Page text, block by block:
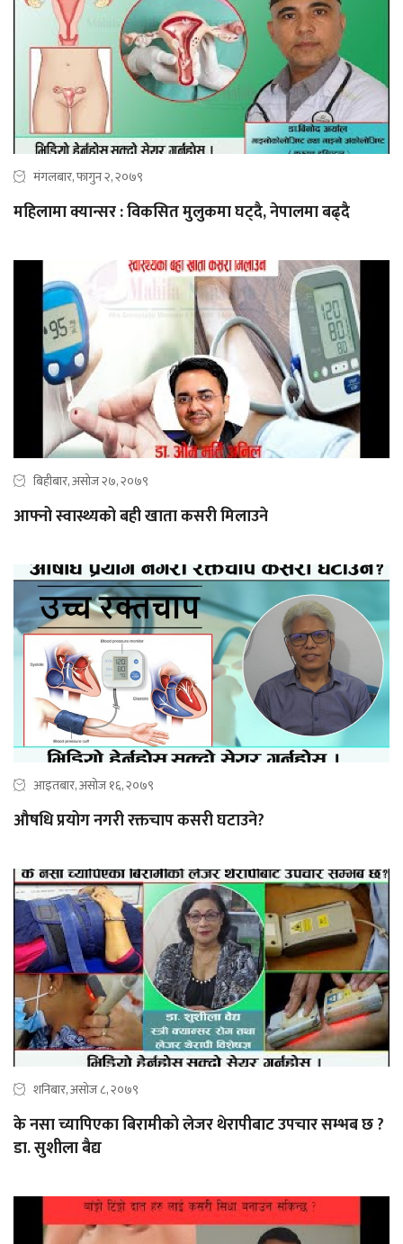
मंगलबार, फागुन २, २०७९
महिलामा क्यान्सर : विकसित मुलुकमा घट्दै, नेपालमा बढ्दै
बिहीबार, असोज २७, २०७९
आफ्नो स्वास्थ्यको बही खाता कसरी मिलाउने
आइतबार, असोज १६, २०७९
औषधि प्रयोग नगरी रक्तचाप कसरी घटाउने?
शनिबार, असोज ८, २०७९
के नसा च्यापिएका बिरामीको लेजर थेरापीबाट उपचार सम्भब छ ?
डा. सुशीला बैद्य